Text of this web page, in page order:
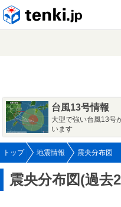
台風13号情報
大型で強い台風13号
います
トップ 地震情報 震央分布図
震央分布図(過去